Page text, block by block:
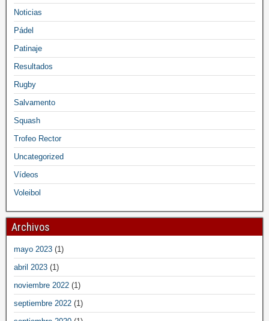
Noticias
Pádel
Patinaje
Resultados
Rugby
Salvamento
Squash
Trofeo Rector
Uncategorized
Vídeos
Voleibol
Archivos
mayo 2023 (1)
abril 2023 (1)
noviembre 2022 (1)
septiembre 2022 (1)